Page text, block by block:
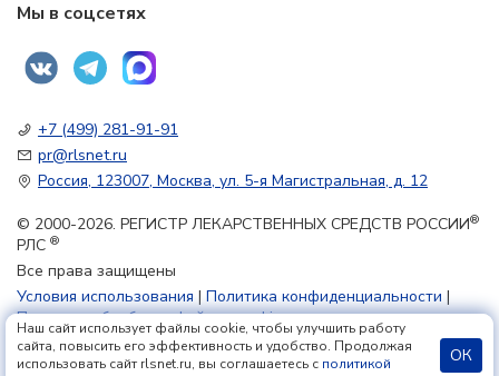
Мы в соцсетях
+7 (499) 281-91-91
pr@rlsnet.ru
Россия, 123007, Москва, ул. 5-я Магистральная, д. 12
© 2000-2026. РЕГИСТР ЛЕКАРСТВЕННЫХ СРЕДСТВ РОССИИ®
РЛС ®
Все права защищены
Условия использования | Политика конфиденциальности |
Политика обработки файлов cookie
Наш сайт использует файлы cookie, чтобы улучшить работу
сайта, повысить его эффективность и удобство. Продолжая
использовать сайт rlsnet.ru, вы соглашаетесь с политикой
ОК